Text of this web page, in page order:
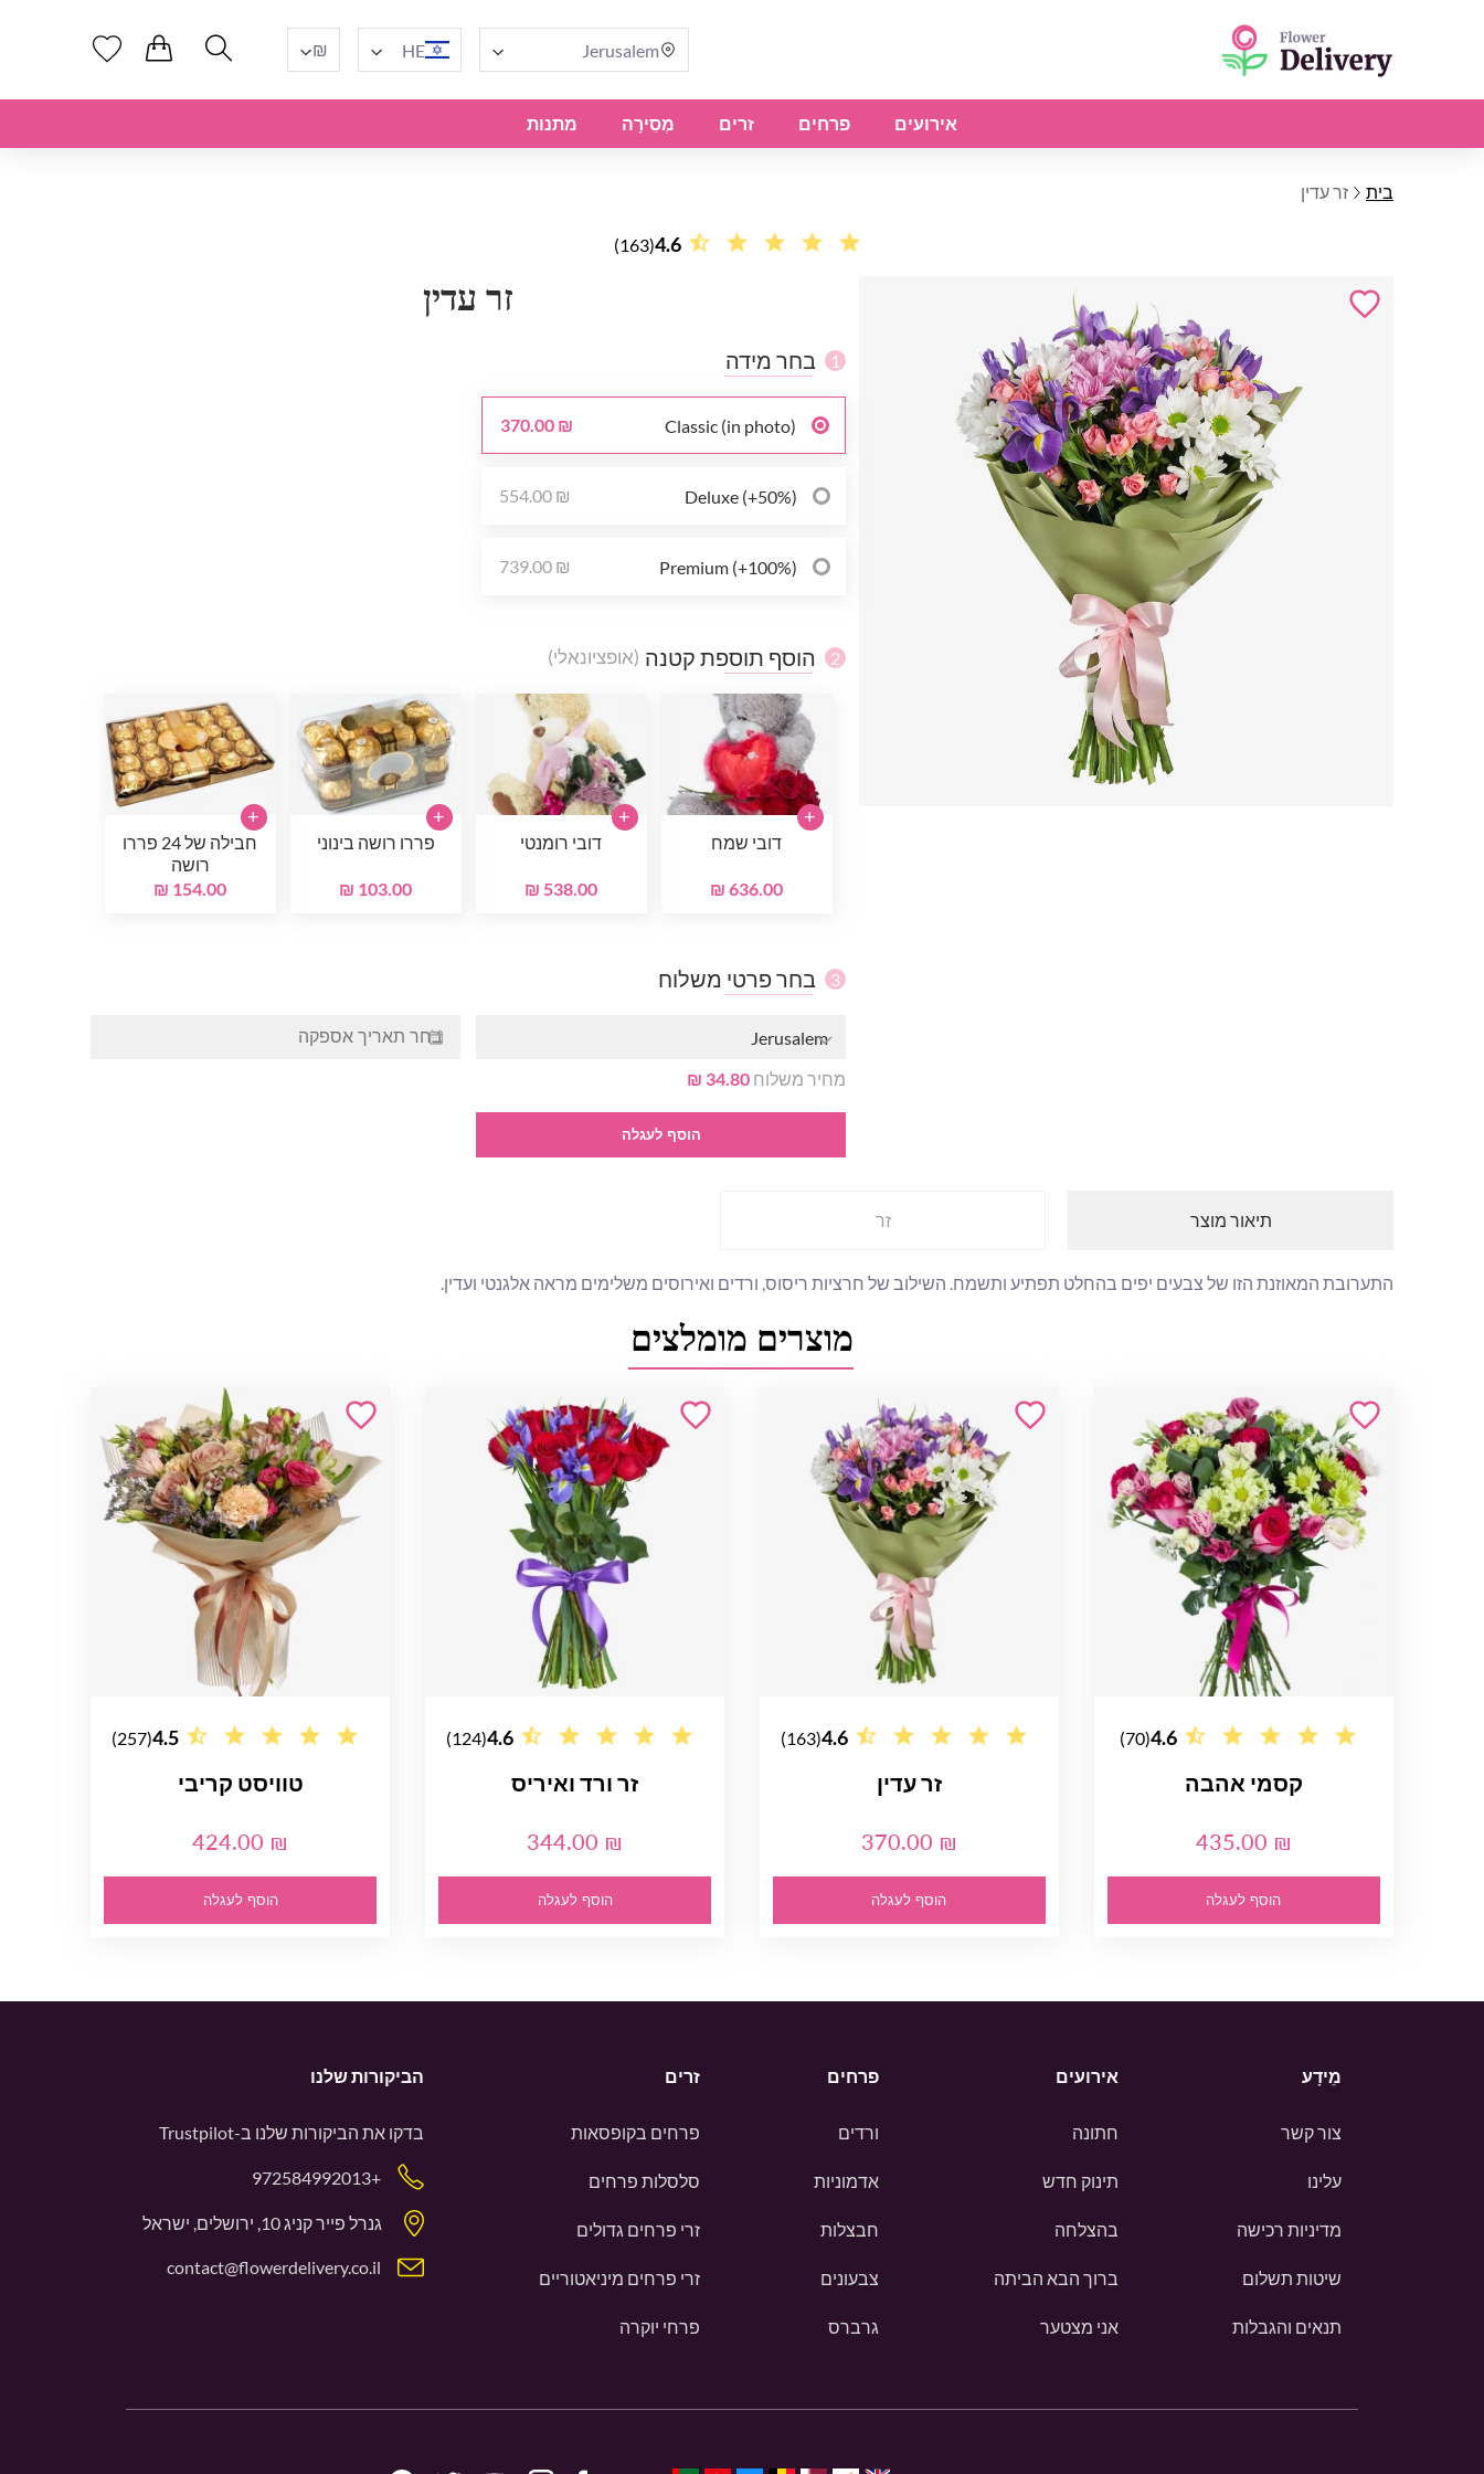
Jerusalem
HE
₪
אירועים פרחים זרים מְסִירָה מתנות
בית זר עדין
4.6
(163)
זר עדין
1 בחר מידה
Classic (in photo)
370.00 ₪
Deluxe (+50%)
554.00 ₪
Premium (+100%)
739.00 ₪
2 הוסף תוספת קטנה (אופציונאלי)
דובי שמח
636.00 ₪
+
דובי רומנטי
538.00 ₪
+
פררו רושה בינוני
103.00 ₪
+
חבילה של 24 פררו
רושה
154.00 ₪
+
3 בחר פרטי משלוח
Jerusalem
מחיר משלוח 34.80 ₪
הוסף לעגלה
תיאור מוצר זר
התערובת המאוזנת הזו של צבעים יפים בהחלט תפתיע ותשמח. השילוב של חרציות ריסוס, ורדים ואירוסים משלימים מראה אלגנטי ועדין.
מוצרים מומלצים
4.6
(70)
קסמי אהבה
435.00 ₪
הוסף לעגלה
4.6
(163)
זר עדין
370.00 ₪
הוסף לעגלה
4.6
(124)
זר ורד ואיריס
344.00 ₪
הוסף לעגלה
4.5
(257)
טוויסט קריבי
424.00 ₪
הוסף לעגלה
מֵידָע
צור קשר
עלינו
מדיניות רכישה
שיטות תשלום
תנאים והגבלות
אירועים
חתונה
תינוק חדש
בהצלחה
ברוך הבא הביתה
אני מצטער
פרחים
ורדים
אדמוניות
חבצלות
צבעונים
גרברס
זרים
פרחים בקופסאות
סלסלות פרחים
זרי פרחים גדולים
זרי פרחים מיניאטוריים
פרחי יוקרה
הביקורות שלנו
בדקו את הביקורות שלנו ב-Trustpilot
+972584992013
גנרל פייר קניג 10, ירושלים, ישראל
contact@flowerdelivery.co.il